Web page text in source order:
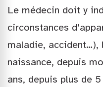
Le médecin doit y
circonstances
maladie, accident…),
naissance, depuis
ans, depuis plus de